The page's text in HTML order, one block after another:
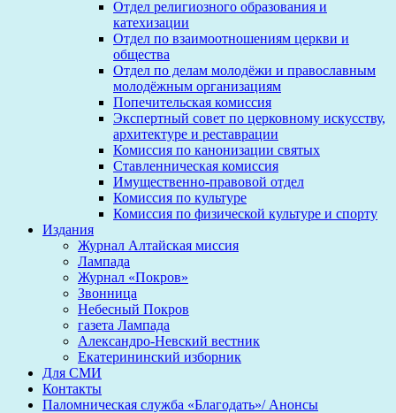
Отдел религиозного образования и
катехизации
Отдел по взаимоотношениям церкви и
общества
Отдел по делам молодёжи и православным
молодёжным организациям
Попечительская комиссия
Экспертный совет по церковному искусству,
архитектуре и реставрации
Комиссия по канонизации святых
Ставленническая комиссия
Имущественно-правовой отдел
Комиссия по культуре
Комиссия по физической культуре и спорту
Издания
Журнал Алтайская миссия
Лампада
Журнал «Покров»
Звонница
Небесный Покров
газета Лампада
Александро-Невский вестник
Екатерининский изборник
Для СМИ
Контакты
Паломническая служба «Благодать»/ Анонсы